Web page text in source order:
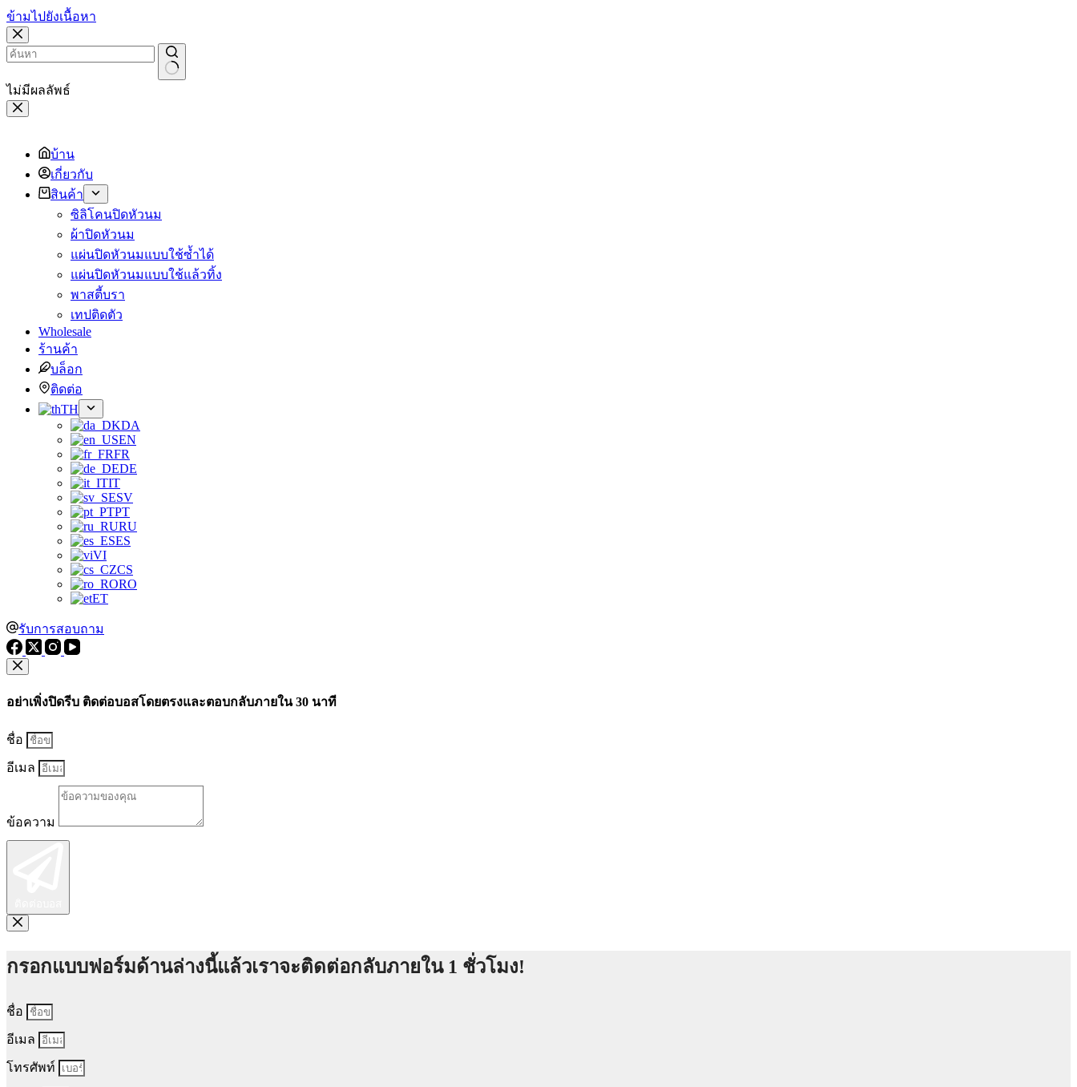
ข้ามไปยังเนื้อหา
ไม่มีผลลัพธ์
บ้าน
เกี่ยวกับ
สินค้า
ซิลิโคนปิดหัวนม
ผ้าปิดหัวนม
แผ่นปิดหัวนมแบบใช้ซ้ำได้
แผ่นปิดหัวนมแบบใช้แล้วทิ้ง
พาสตี้บรา
เทปติดตัว
Wholesale
ร้านค้า
บล็อก
ติดต่อ
TH
DA
EN
FR
DE
IT
SV
PT
RU
ES
VI
CS
RO
ET
รับการสอบถาม
อย่าเพิ่งปิดรีบ ติดต่อบอสโดยตรงและตอบกลับภายใน 30 นาที
ชื่อ
อีเมล
ข้อความ
กรอกแบบฟอร์มด้านล่างนี้แล้วเราจะติดต่อกลับภายใน 1 ชั่วโมง!
ชื่อ
อีเมล
โทรศัพท์